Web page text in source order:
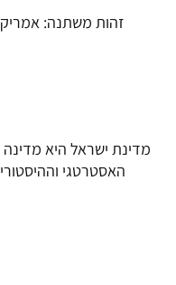
זהות משתנה:
מדינת ישראל היא
האסטרטגי